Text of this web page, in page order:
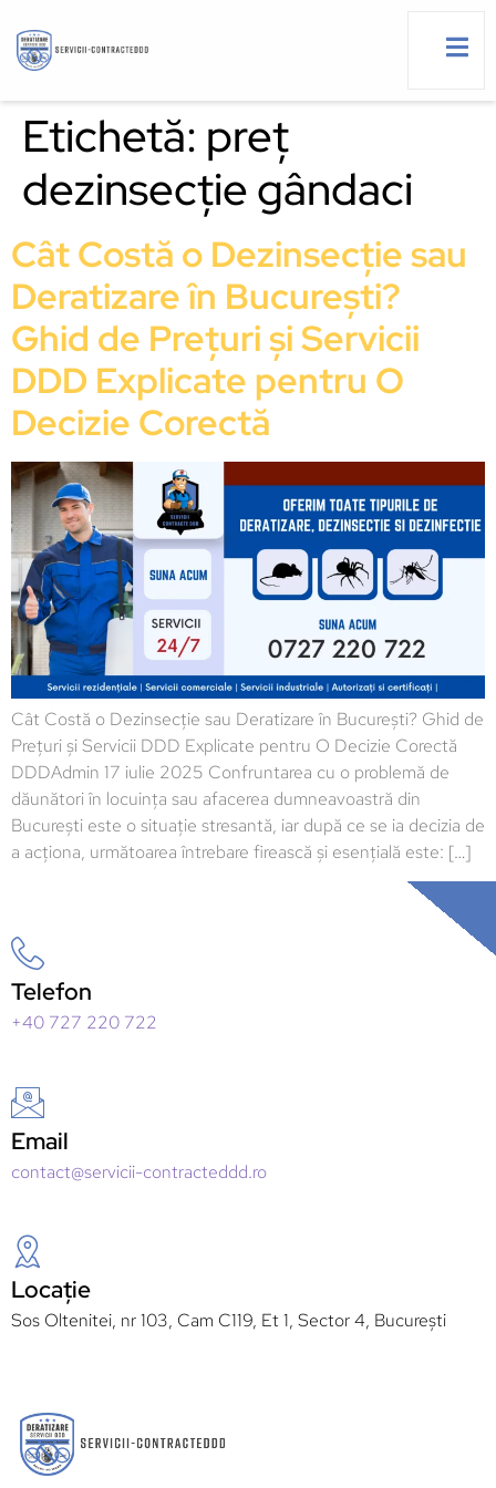
Etichetă: preț
dezinsecție gândaci
Cât Costă o Dezinsecție sau
Deratizare în București?
Ghid de Prețuri și Servicii
DDD Explicate pentru O
Decizie Corectă
Cât Costă o Dezinsecție sau Deratizare în București? Ghid de
Prețuri și Servicii DDD Explicate pentru O Decizie Corectă
DDDAdmin 17 iulie 2025 Confruntarea cu o problemă de
dăunători în locuința sau afacerea dumneavoastră din
București este o situație stresantă, iar după ce se ia decizia de
a acționa, următoarea întrebare firească și esențială este: […]
Telefon
+40 727 220 722
Email
contact@servicii-contracteddd.ro
Locație
Sos Oltenitei, nr 103, Cam C119, Et 1, Sector 4, București